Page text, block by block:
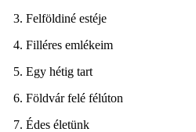
3. Felföldiné estéje
4. Filléres emlékeim
5. Egy hétig tart
6. Földvár felé félúton
7. Édes életünk